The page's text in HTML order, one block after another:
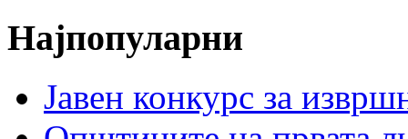
Најпопуларни
Јавен конкурс за